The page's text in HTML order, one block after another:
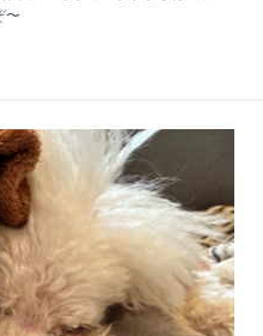
〜